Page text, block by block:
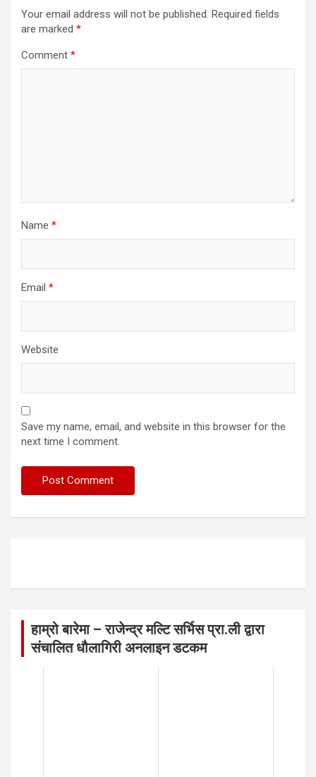
Your email address will not be published. Required fields
are marked *
Comment *
Name *
Email *
Website
Save my name, email, and website in this browser for the
next time I comment.
हाम्रो बारेमा – राजेन्द्र मल्टि सर्भिस प्रा.ली द्वारा
संचालित धौलागिरी अनलाइन डटकम